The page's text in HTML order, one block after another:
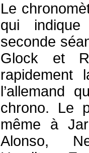
Le
qui
seconde
Glock et
rapidement
l’allemand
chrono. Le
même à
Alonso,